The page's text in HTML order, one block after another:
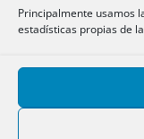
Principalmente usamos
estadísticas propias de
Acceder